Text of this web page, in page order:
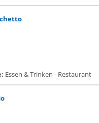
Essen & Trinken - Restaurant